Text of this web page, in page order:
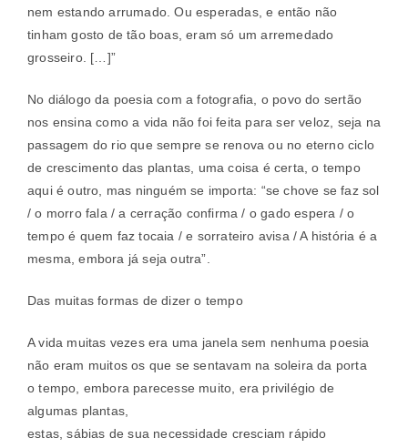
nem estando arrumado. Ou esperadas, e então não
tinham gosto de tão boas, eram só um arremedado
grosseiro. […]”
No diálogo da poesia com a fotografia, o povo do sertão
nos ensina como a vida não foi feita para ser veloz, seja na
passagem do rio que sempre se renova ou no eterno ciclo
de crescimento das plantas, uma coisa é certa, o tempo
aqui é outro, mas ninguém se importa: “se chove se faz sol
/ o morro fala / a cerração confirma / o gado espera / o
tempo é quem faz tocaia / e sorrateiro avisa / A história é a
mesma, embora já seja outra”.
Das muitas formas de dizer o tempo
A vida muitas vezes era uma janela sem nenhuma poesia
não eram muitos os que se sentavam na soleira da porta
o tempo, embora parecesse muito, era privilégio de
algumas plantas,
estas, sábias de sua necessidade cresciam rápido